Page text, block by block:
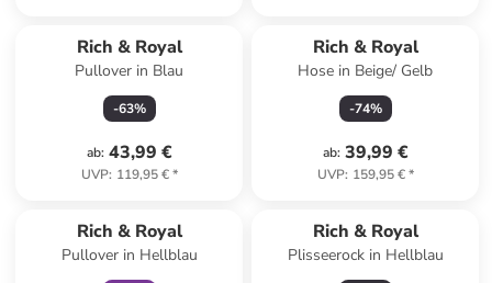
Rich & Royal
Pullover in Blau
-63%
ab: 43,99 €
UVP: 119,95 €*
Rich & Royal
Hose in Beige/ Gelb
-74%
ab: 39,99 €
UVP: 159,95 €*
Rich & Royal
Pullover in Hellblau
Rich & Royal
Plisseerock in Hellblau